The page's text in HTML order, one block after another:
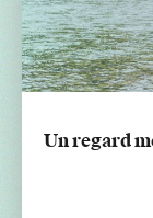
Un regard